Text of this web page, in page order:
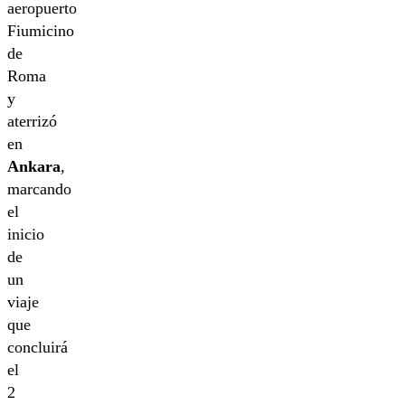
aeropuerto
Fiumicino
de
Roma
y
aterrizó
en
Ankara,
marcando
el
inicio
de
un
viaje
que
concluirá
el
2